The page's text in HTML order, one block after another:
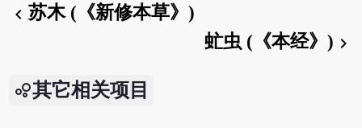
chevron_left苏木 (《新修本草》)
虻虫 (《本经》) chevron_right
其它相关项目